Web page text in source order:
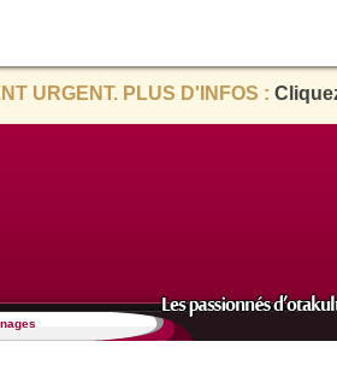
URGENT. PLUS D'INFOS :